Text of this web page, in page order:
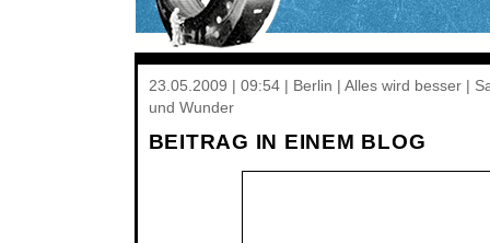
23.05.2009 | 09:54 | Berlin | Alles wird besser |
und Wunder
BEITRAG IN EINEM BLOG